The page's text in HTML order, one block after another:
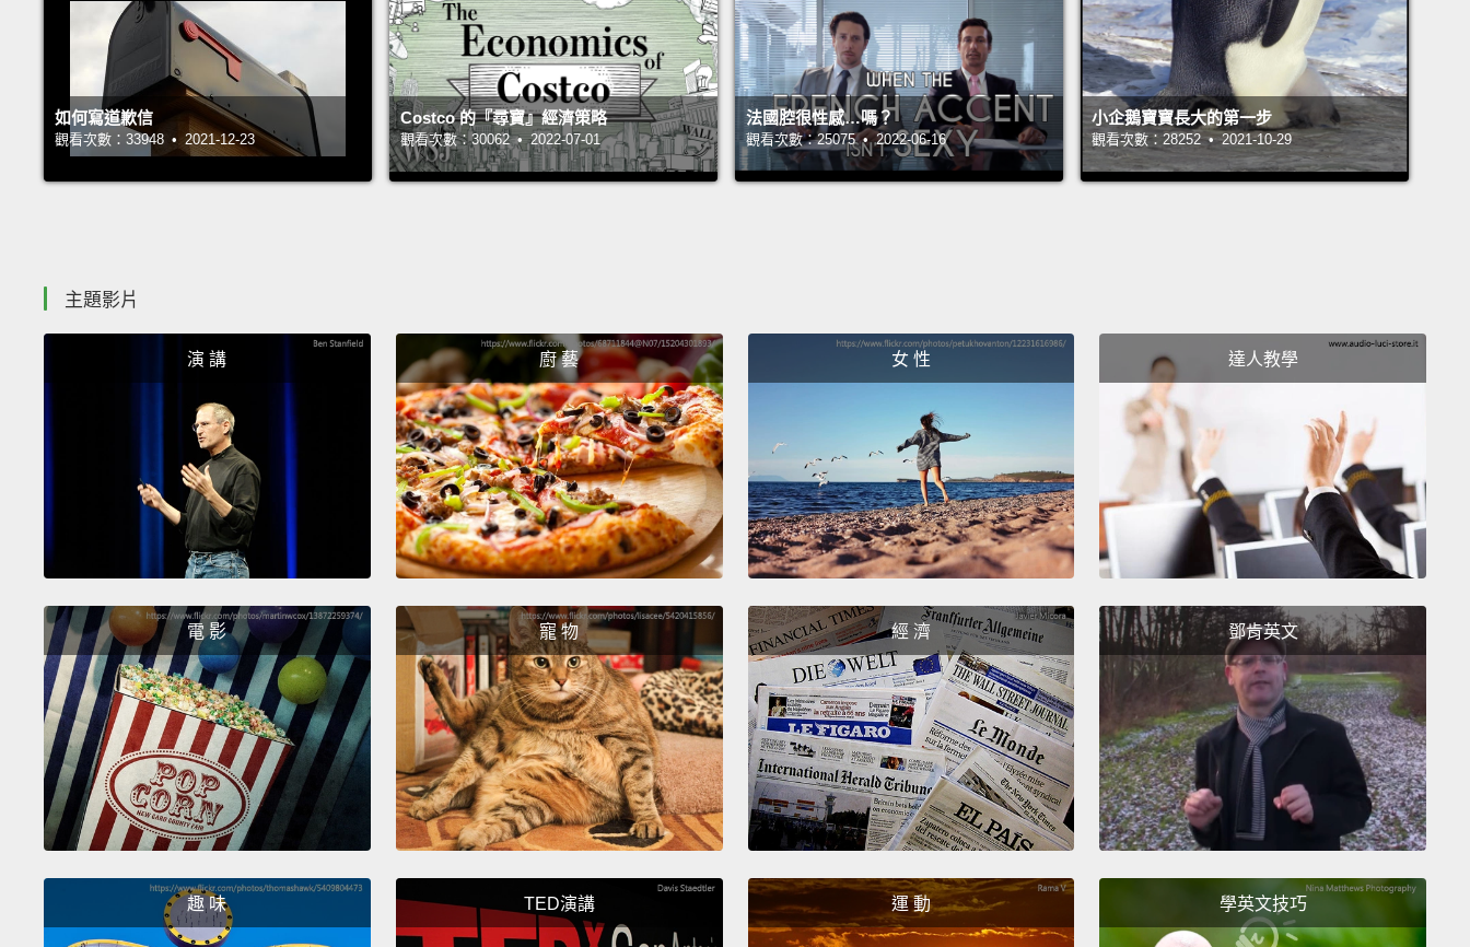
22:49「研討會」、「政策」的英文是？
主持人：John Drummond 陽昊恩
來賓：Vivian Chen
翻譯：Stephanie
如何寫道歉信
觀看次數：33948 • 2021-12-23
Costco 的『尋寶』經濟策略
觀看次數：30062 • 2022-07-01
法國腔很性感…嗎？
觀看次數：25075 • 2022-06-16
小企鵝寶寶長大的第一步
觀看次數：28252 • 2021-10-29
主題影片
演 講 廚 藝 女 性 達人教學
電 影 寵 物 經 濟 鄧肯英文
趣 味 TED演講 運 動 學英文技巧